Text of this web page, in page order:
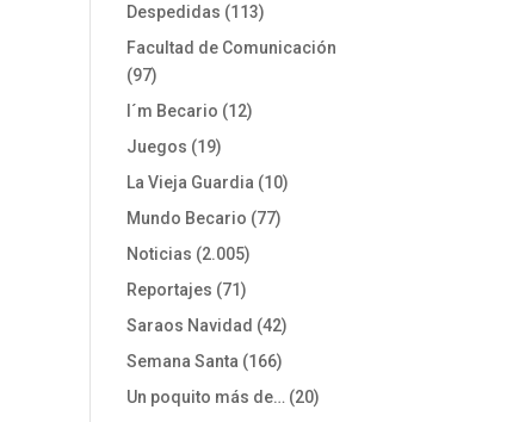
Despedidas (113)
Facultad de Comunicación
(97)
I´m Becario (12)
Juegos (19)
La Vieja Guardia (10)
Mundo Becario (77)
Noticias (2.005)
Reportajes (71)
Saraos Navidad (42)
Semana Santa (166)
Un poquito más de… (20)